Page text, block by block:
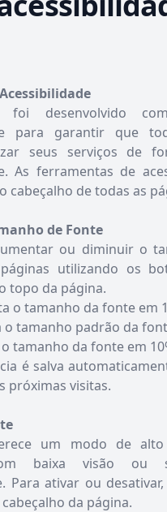
foi desenvolvido
para garantir que
seus serviços de
As ferramentas de
cabeçalho de todas as
de Fonte
ou diminuir o
utilizando os
topo da página.
o tamanho da fonte em
o tamanho padrão da
tamanho da fonte em
é salva
próximas visitas.
um modo de alto
baixa visão ou
Para ativar ou
da página.